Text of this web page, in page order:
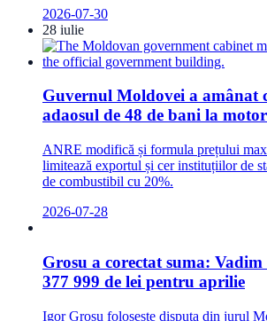
2026-07-30
28 iulie
Guvernul Moldovei a amânat
adaosul de 48 de bani la
ANRE modifică și formula prețului
limitează exportul și cer instituțiilor de
de combustibil cu 20%.
2026-07-28
Grosu a corectat suma:
377 999 de lei pentru aprilie
Igor Grosu folosește disputa din jurul